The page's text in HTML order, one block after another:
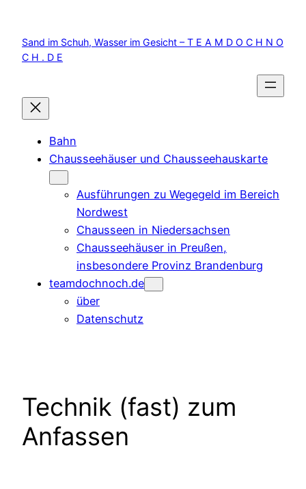
springen
Sand im Schuh, Wasser im Gesicht – T E A M D O C H N O
C H . D E
Bahn
Chausseehäuser und Chausseehauskarte
Ausführungen zu Wegegeld im Bereich
Nordwest
Chausseen in Niedersachsen
Chausseehäuser in Preußen,
insbesondere Provinz Brandenburg
teamdochnoch.de
über
Datenschutz
Technik (fast) zum
Anfassen